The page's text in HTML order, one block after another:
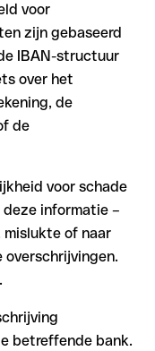
voor
zijn gebaseerd
IBAN-structuur
over het
de
de
voor schade
informatie –
of naar
overschrijvingen.
betreffende bank.